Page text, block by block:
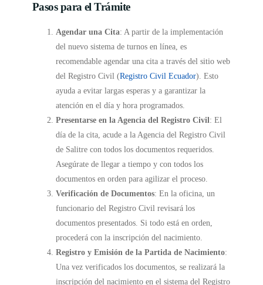
Pasos para el Trámite
Agendar una Cita: A partir de la implementación
del nuevo sistema de turnos en línea, es
recomendable agendar una cita a través del sitio web
del Registro Civil (Registro Civil Ecuador). Esto
ayuda a evitar largas esperas y a garantizar la
atención en el día y hora programados.
Presentarse en la Agencia del Registro Civil: El
día de la cita, acude a la Agencia del Registro Civil
de Salitre con todos los documentos requeridos.
Asegúrate de llegar a tiempo y con todos los
documentos en orden para agilizar el proceso.
Verificación de Documentos: En la oficina, un
funcionario del Registro Civil revisará los
documentos presentados. Si todo está en orden,
procederá con la inscripción del nacimiento.
Registro y Emisión de la Partida de Nacimiento:
Una vez verificados los documentos, se realizará la
inscripción del nacimiento en el sistema del Registro